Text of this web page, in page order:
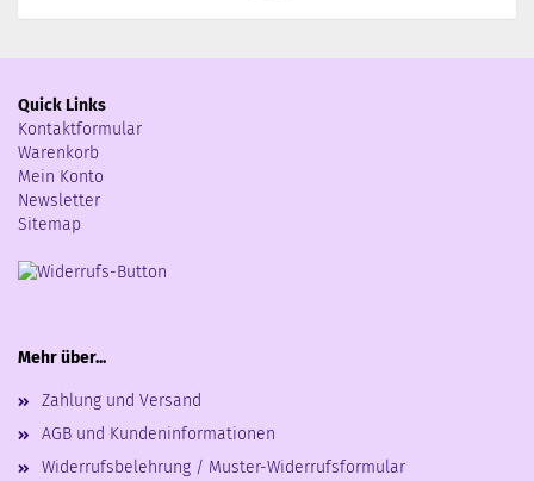
Quick Links
Kontaktformular
Warenkorb
Mein Konto
Newsletter
Sitemap
Mehr über...
Zahlung und Versand
AGB und Kundeninformationen
Widerrufsbelehrung / Muster-Widerrufsformular